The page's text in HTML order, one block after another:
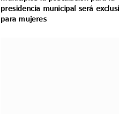
presidencia municipal será
para mujeres